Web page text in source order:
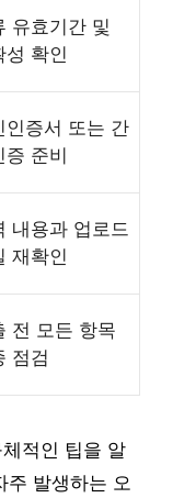
유효기간 및
성 확인
인증서 또는 간
증 준비
내용과 업로드
재확인
전 모든 항목
점검
적인 팁을 알
주 발생하는 오